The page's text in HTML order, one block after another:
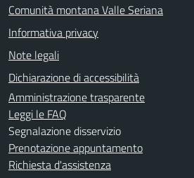
Comunità montana Valle Seriana
Informativa privacy
Note legali
Dichiarazione di accessibilità
Amministrazione trasparente
Leggi le FAQ
Segnalazione disservizio
Prenotazione appuntamento
Richiesta d'assistenza